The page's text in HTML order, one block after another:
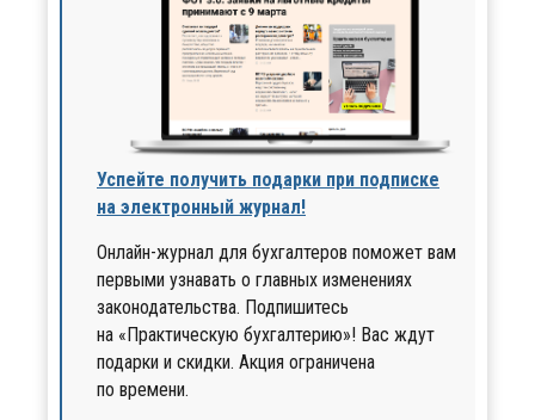
Успейте получить подарки при подписке
на электронный журнал!
Онлайн-журнал для бухгалтеров поможет вам
первыми узнавать о главных изменениях
законодательства. Подпишитесь
на «Практическую бухгалтерию»! Вас ждут
подарки и скидки. Акция ограничена
по времени.